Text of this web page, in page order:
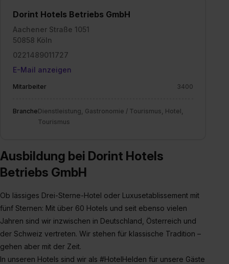
der Kategorien „Präferenzen“, „Statistiken“ und „Social
Media und Marketing“ umfasst hierbei die Einwilligung
zur Übermittlung deiner Daten in die USA (Art. 49 Abs. 1
S. 1 lit. a) DS-GVO). Die USA verfügen über kein
Wirkung für die Zukunft ganz oder teilweise über unsere
Datenschutzerklärung unter dem Punkt „Datenschutz-
zeigen“. Weitere Informationen: Datenschutzerklärung
Impressum.
Dorint Hotels Betriebs GmbH
Aachener Straße 1051
50858 Köln
0221489011727
E-Mail anzeigen
Mitarbeiter 3400
BrancheDienstleistung, Gastronomie / Tourismus, Hotel,
Tourismus
Ausbildung bei Dorint Hotels
Betriebs GmbH
Ob lässiges Drei-Sterne-Hotel oder Luxusetablissement mit
fünf Sternen: Mit über 60 Hotels und seit ebenso vielen
Jahren sind wir inzwischen in Deutschland, Österreich und
der Schweiz vertreten. Wir stehen für klassische Tradition –
gehen aber mit der Zeit.
In unseren Hotels sind wir als #HotelHelden für unsere Gäste